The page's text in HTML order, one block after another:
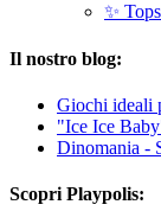
✨
Il nostro blog:
Giochi ideali
"Ice Ice
Dinomania -
Scopri Playpolis: